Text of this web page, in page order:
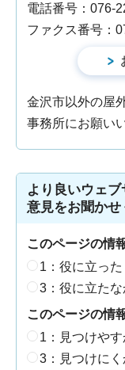
電話番号：076-
ファクス番号：
金沢市以外の屋
事務所にお願い
より良いウェ
意見をお聞かせ
このページの情
1：役に立った
3：役に立たな
このページの情
1：見つけやす
3：見つけにく